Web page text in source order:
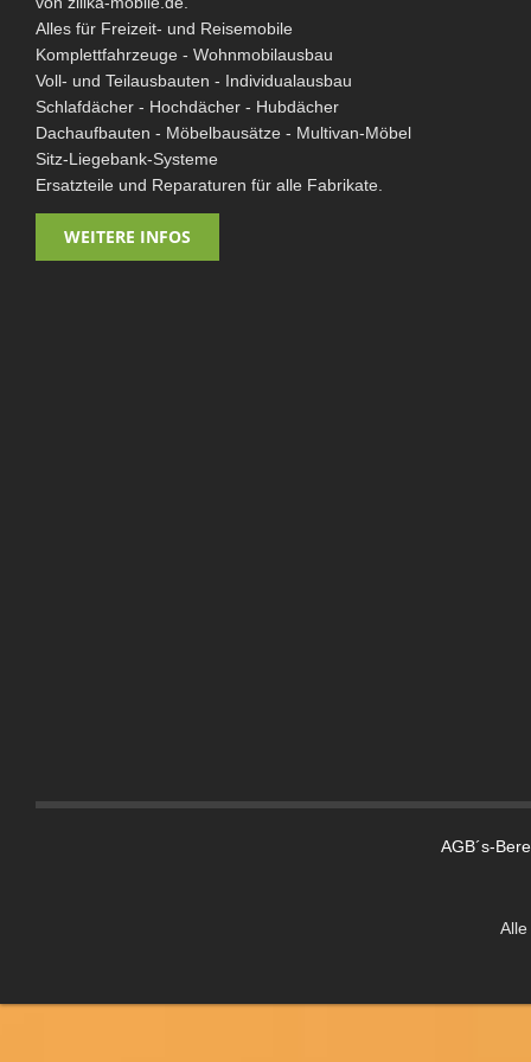
Frisch-/Abwasser/Sanitär
Kanister
Frisch- & Abwassertanks
Wasserhähne & -brausen
Wasserpumpen
Schläuche & Zubehör
WC und Sanitär
Thermomatten
Alles für Freizeit- und Reisemobile
Komplettfahrzeuge - Wohnmobilausbau
Voll- und Teilausbauten - Individualausbau
Schlafdächer - Hochdächer - Hubdächer
Dachaufbauten - Möbelbausätze - Multivan-Möbel
Sitz-Liegebank-Systeme
Ersatzteile und Reparaturen für alle Fabrikate.
WEITERE INFOS
AGB´s-